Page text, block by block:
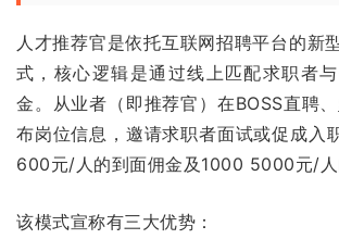
人才推荐官是依托互联网招聘平台的新
式，核心逻辑是通过线上匹配求职者
金。从业者（即推荐官）在BOSS直聘、
布岗位信息，邀请求职者面试或促成入
600元/人的到面佣金及1000 5000元/人
该模式宣称有三大优势：